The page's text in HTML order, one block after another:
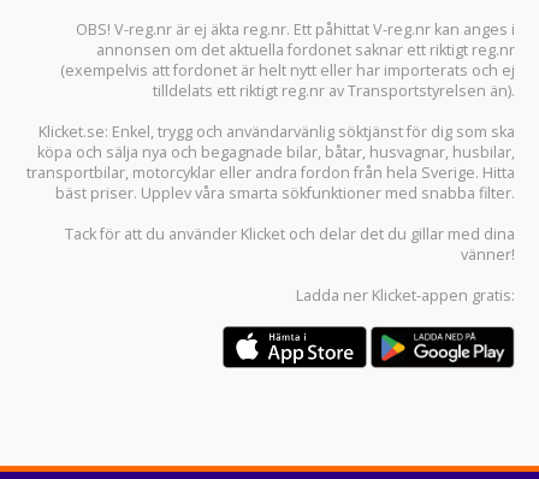
OBS! V-reg.nr är ej äkta reg.nr. Ett påhittat V-reg.nr kan anges i
annonsen om det aktuella fordonet saknar ett riktigt reg.nr
(exempelvis att fordonet är helt nytt eller har importerats och ej
tilldelats ett riktigt reg.nr av Transportstyrelsen än).
Klicket.se: Enkel, trygg och användarvänlig söktjänst för dig som ska
köpa och sälja nya och begagnade bilar, båtar, husvagnar, husbilar,
transportbilar, motorcyklar eller andra fordon från hela Sverige. Hitta
bäst priser. Upplev våra smarta sökfunktioner med snabba filter.
Tack för att du använder Klicket och delar det du gillar med dina
vänner!
Ladda ner Klicket-appen gratis: